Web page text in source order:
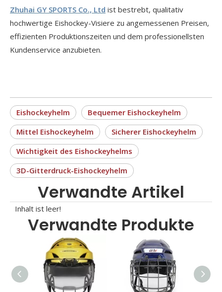
Zhuhai GY SPORTS Co., Ltd ist bestrebt, qualitativ
hochwertige Eishockey-Visiere zu angemessenen Preisen,
effizienten Produktionszeiten und dem professionellsten
Kundenservice anzubieten.
Eishockeyhelm
Bequemer Eishockeyhelm
Mittel Eishockeyhelm
Sicherer Eishockeyhelm
Wichtigkeit des Eishockeyhelms
3D-Gitterdruck-Eishockeyhelm
Verwandte Artikel
Inhalt ist leer!
Verwandte Produkte